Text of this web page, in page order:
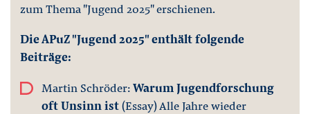
zum Thema "Jugend 2025" erschienen.
Die APuZ "Jugend 2025" enthält folgende
Beiträge:
Martin Schröder:Warum Jugendforschung
oft Unsinn ist(Essay) Alle Jahre wieder